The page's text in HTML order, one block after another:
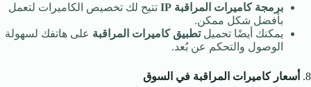
برمجة كاميرات المراقبة IP
تتيح لك تخصيص الكاميرات لتعمل
بأفضل شكل ممكن.
يمكنك أيضًا تحميلتطبيق كاميرات المراقبة على هاتفك لسهولة
الوصول والتحكم عن بُعد.
8.
أسعار كاميرات المراقبة في السوق